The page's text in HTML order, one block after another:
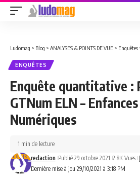
Ludomag > Blog > ANALYSES & POINTS DE VUE > Enquêtes
ENQUÊTES
Enquête quantitative :
GTNum ELN –
Numériques
Dernière mise à jou 29/10/2021 à 3:18 PM
redaction Publié 29 octobre 2021 2.8K Vues
1 min de lecture